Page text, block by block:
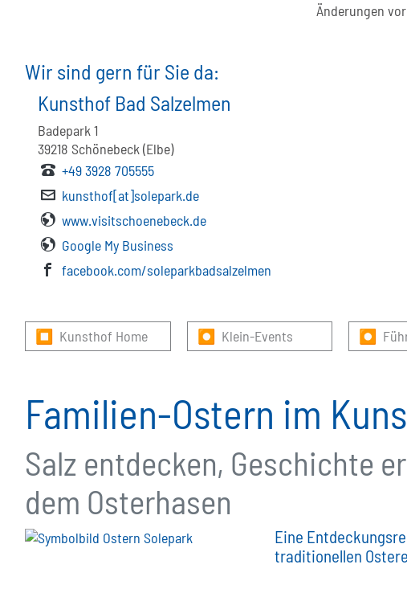
Änderungen
Wir sind gern für Sie da:
Kunsthof Bad Salzelmen
Badepark 1
39218 Schönebeck (Elbe)
+49 3928 705555
kunsthof[at]solepark.de
www.visitschoenebeck.de
Google My Business
facebook.com/soleparkbadsalzelmen
⏹ Kunsthof Home ⏺ Klein-Events ⏺
Familien-Ostern im
Salz entdecken, Geschichte
dem Osterhasen
Eine
traditionellen